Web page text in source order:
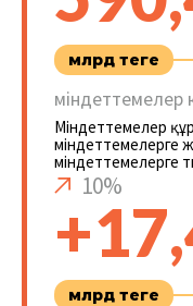
млрд теңге
міндеттемелер
Міндеттемелер
міндеттемелерге
міндеттемелерге
10%
млрд теңге